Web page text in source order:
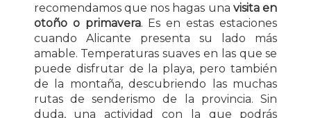
recomendamos que nos hagas unavisita en
otoño o primavera. Es en estas estaciones
cuando Alicante presenta su lado más
amable. Temperaturas suaves en las que se
puede disfrutar de la playa, pero también
de la montaña, descubriendo las muchas
rutas de senderismo de la provincia. Sin
duda, una actividad con la que podrás